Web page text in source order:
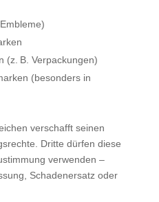
(z. B. Verpackungen)
(besonders in
verschafft seinen
Dritte dürfen diese
verwenden –
Schadenersatz oder